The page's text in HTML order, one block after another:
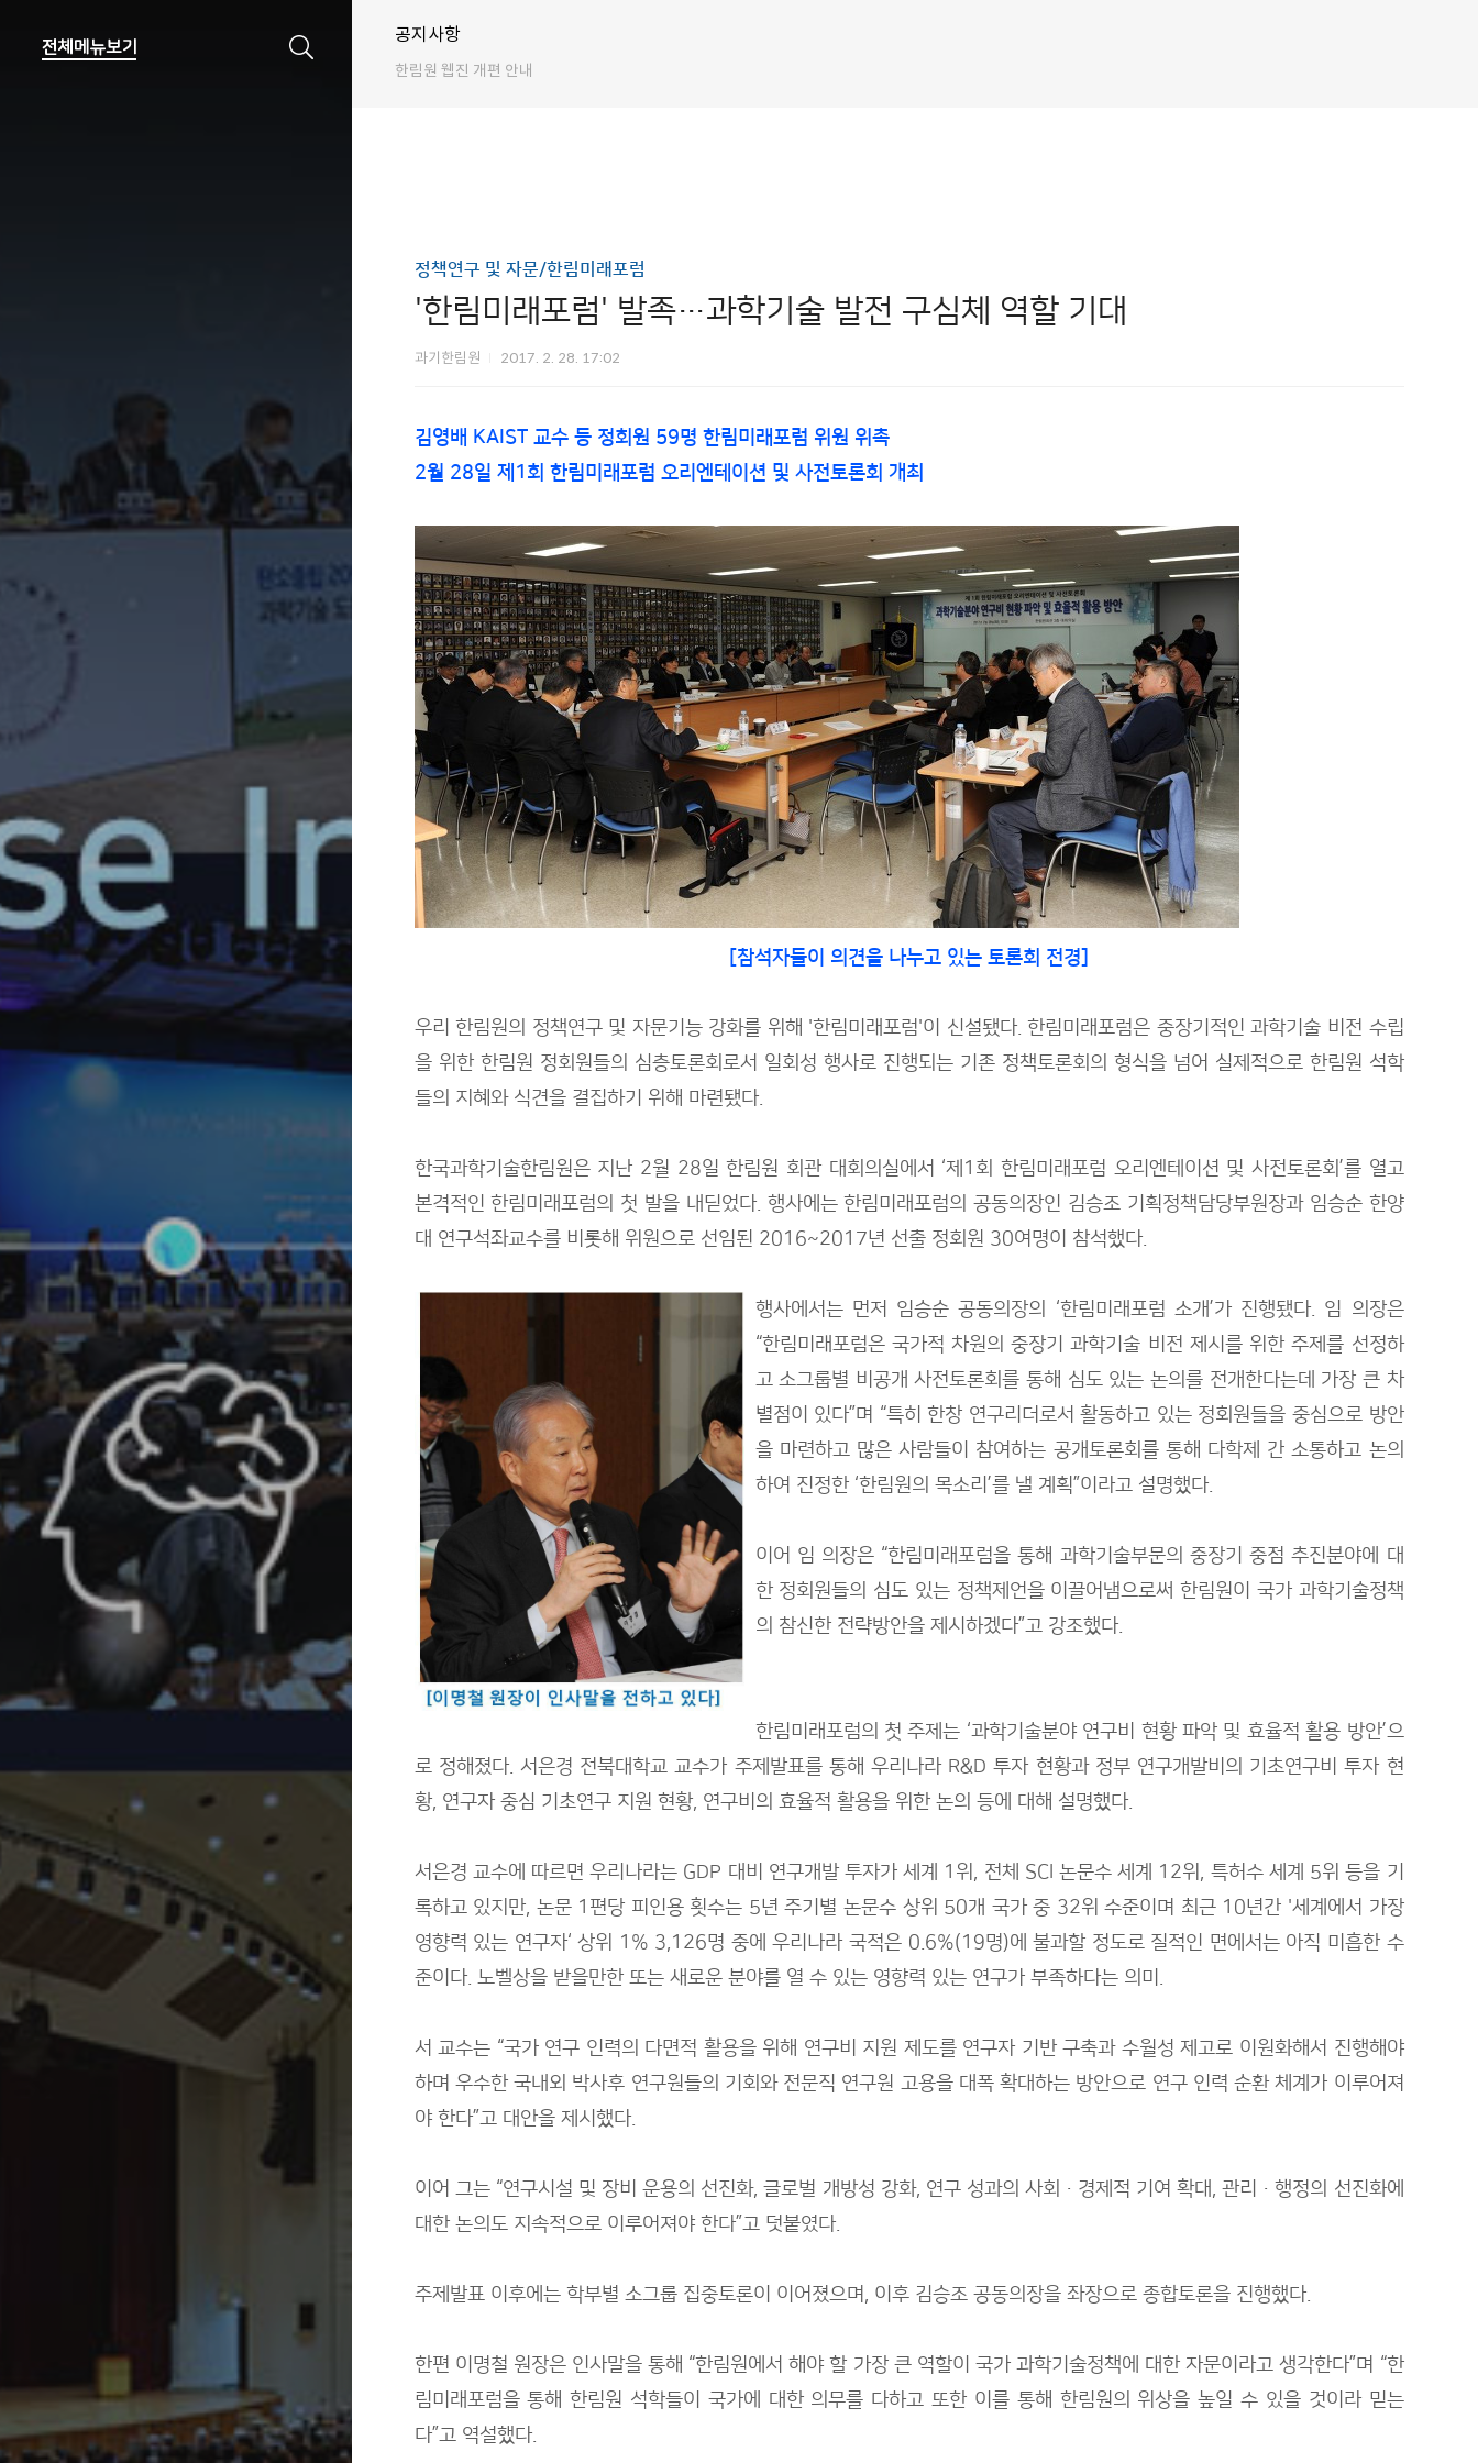
공지사항
한림원 웹진 개편 안내
정책연구 및 자문/한림미래포럼
'한림미래포럼' 발족…과학기술 발전 구심체 역할 기대
과기한림원 2017. 2. 28. 17:02
김영배 KAIST 교수 등 정회원 59명 한림미래포럼 위원 위촉
2월 28일 제1회 한림미래포럼 오리엔테이션 및 사전토론회 개최
[참석자들이 의견을 나누고 있는 토론회 전경]
우리 한림원의 정책연구 및 자문기능 강화를 위해 '한림미래포럼'이 신설됐다. 한림미래포럼은 중장기적인 과학기술 비전 수립
을 위한 한림원 정회원들의 심층토론회로서 일회성 행사로 진행되는 기존 정책토론회의 형식을 넘어 실제적으로 한림원 석학
들의 지혜와 식견을 결집하기 위해 마련됐다.
한국과학기술한림원은 지난 2월 28일 한림원 회관 대회의실에서 ‘제1회 한림미래포럼 오리엔테이션 및 사전토론회’를 열고
본격적인 한림미래포럼의 첫 발을 내딛었다. 행사에는 한림미래포럼의 공동의장인 김승조 기획정책담당부원장과 임승순 한양
대 연구석좌교수를 비롯해 위원으로 선임된 2016~2017년 선출 정회원 30여명이 참석했다.
행사에서는 먼저 임승순 공동의장의 ‘한림미래포럼 소개’가 진행됐다. 임 의장은
“한림미래포럼은 국가적 차원의 중장기 과학기술 비전 제시를 위한 주제를 선정하
고 소그룹별 비공개 사전토론회를 통해 심도 있는 논의를 전개한다는데 가장 큰 차
별점이 있다”며 “특히 한창 연구리더로서 활동하고 있는 정회원들을 중심으로 방안
을 마련하고 많은 사람들이 참여하는 공개토론회를 통해 다학제 간 소통하고 논의
하여 진정한 ‘한림원의 목소리’를 낼 계획”이라고 설명했다.
이어 임 의장은 “한림미래포럼을 통해 과학기술부문의 중장기 중점 추진분야에 대
한 정회원들의 심도 있는 정책제언을 이끌어냄으로써 한림원이 국가 과학기술정책
의 참신한 전략방안을 제시하겠다”고 강조했다.
한림미래포럼의 첫 주제는 ‘과학기술분야 연구비 현황 파악 및 효율적 활용 방안’으
로 정해졌다. 서은경 전북대학교 교수가 주제발표를 통해 우리나라 R&D 투자 현황과 정부 연구개발비의 기초연구비 투자 현
황, 연구자 중심 기초연구 지원 현황, 연구비의 효율적 활용을 위한 논의 등에 대해 설명했다.
서은경 교수에 따르면 우리나라는 GDP 대비 연구개발 투자가 세계 1위, 전체 SCI 논문수 세계 12위, 특허수 세계 5위 등을 기
록하고 있지만, 논문 1편당 피인용 횟수는 5년 주기별 논문수 상위 50개 국가 중 32위 수준이며 최근 10년간 '세계에서 가장
영향력 있는 연구자‘ 상위 1% 3,126명 중에 우리나라 국적은 0.6%(19명)에 불과할 정도로 질적인 면에서는 아직 미흡한 수
준이다. 노벨상을 받을만한 또는 새로운 분야를 열 수 있는 영향력 있는 연구가 부족하다는 의미.
서 교수는 “국가 연구 인력의 다면적 활용을 위해 연구비 지원 제도를 연구자 기반 구축과 수월성 제고로 이원화해서 진행해야
하며 우수한 국내외 박사후 연구원들의 기회와 전문직 연구원 고용을 대폭 확대하는 방안으로 연구 인력 순환 체계가 이루어져
야 한다”고 대안을 제시했다.
이어 그는 “연구시설 및 장비 운용의 선진화, 글로벌 개방성 강화, 연구 성과의 사회·경제적 기여 확대, 관리·행정의 선진화에
대한 논의도 지속적으로 이루어져야 한다”고 덧붙였다.
주제발표 이후에는 학부별 소그룹 집중토론이 이어졌으며, 이후 김승조 공동의장을 좌장으로 종합토론을 진행했다.
한편 이명철 원장은 인사말을 통해 “한림원에서 해야 할 가장 큰 역할이 국가 과학기술정책에 대한 자문이라고 생각한다”며 “한
림미래포럼을 통해 한림원 석학들이 국가에 대한 의무를 다하고 또한 이를 통해 한림원의 위상을 높일 수 있을 것이라 믿는
다”고 역설했다.